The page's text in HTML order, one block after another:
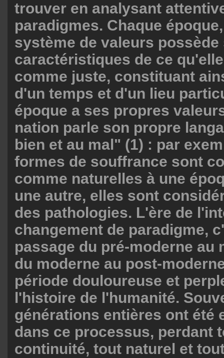
trouver en analysant
paradigmes. Chaque
système de valeurs
caractéristiques de ce
comme juste, constituant
d'un temps et d'un lieu
époque a ses propres
nation parle son propre
bien et au mal" (1) : par
formes de souffrance sont
comme naturelles à une
une autre, elles sont
des pathologies. L'ère de
changement de paradigme,
passage du pré-moderne au
du moderne au post-
période douloureuse et
l'histoire de l'humanité.
générations entières ont été
dans ce processus, perdant
continuité, tout naturel et